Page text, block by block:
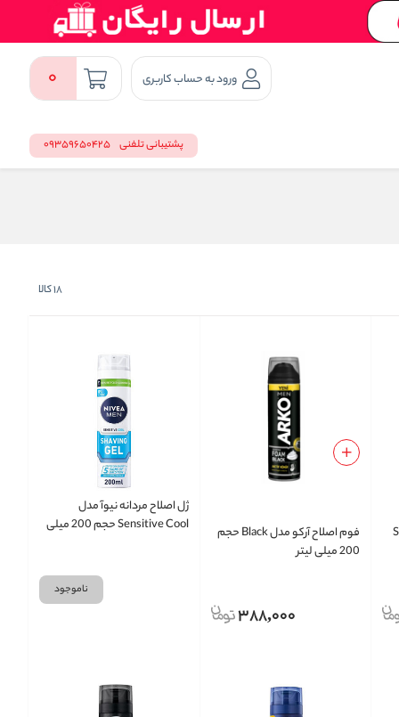
ورود به حساب کاربری 0
پشتیبانی تلفنی 09359650425
18کالا
فوم اصلاح آرکو مدل Black حجم
200 میلی لیتر
388,000
ژل اصلاح مردانه نیوآ مدل
Sensitive Cool حجم 200 میلی
ناموجود